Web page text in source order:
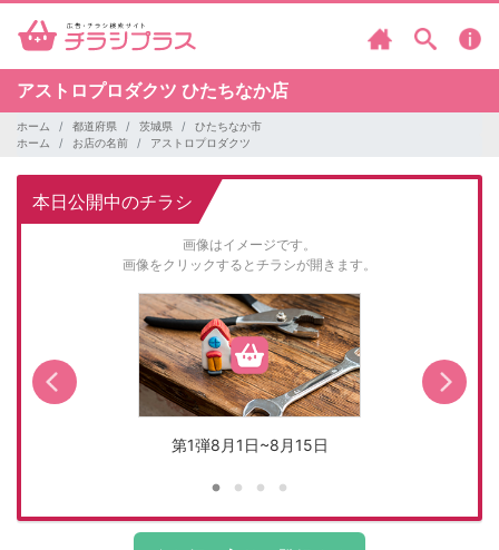
アストロプロダクツ ひたちなか店
ホーム 都道府県 茨城県
ひたちなか市
ホーム
お店の名前 アストロプロダクツ
本日公開中のチラシ
画像はイメージです。
画像をクリックするとチラシが開きます。
第1弾8月1日~8月15日